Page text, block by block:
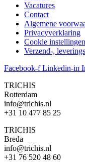
Vacatures
Contact
Algemene
Privacyverklaring
Cookie instellingen
Verzend-,
Facebook-f Linkedin-in
TRICHIS
Rotterdam
info@trichis.nl
+31 10 477 85 25
TRICHIS
Breda
info@trichis.nl
+31 76 520 48 60